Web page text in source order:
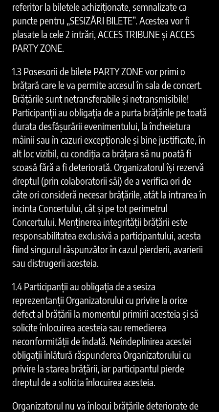
referitor la biletele achiziționate, semnalizate ca
puncte pentru „SESIZĂRI BILETE”. Acestea vor fi
plasate la cele 2 intrări, ACCES TRIBUNE și ACCES
PARTY ZONE.
1.3 Posesorii de bilete PARTY ZONE vor primi o
brățară care le va permite accesul în sala de concert.
Brățările sunt netransferabile și netransmisibile!
Participanții au obligația de a purta brățările pe toată
durata desfășurării evenimentului, la încheietura
mâinii sau în cazuri excepționale și bine justificate, în
alt loc vizibil, cu condiția ca brățara să nu poată fi
scoasă fără a fi deteriorată. Organizatorul își rezervă
dreptul (prin colaboratorii săi) de a verifica ori de
câte ori consideră necesar brățările, atât la intrarea în
incinta Concertului, cât şi pe tot perimetrul
Concertului. Menținerea integrității brățării este
responsabilitatea exclusivă a participantului, acesta
fiind singurul răspunzător în cazul pierderii, avarierii
sau distrugerii acesteia.
1.4 Participanții au obligația de a sesiza
reprezentanții Organizatorului cu privire la orice
defect al brățării la momentul primirii acesteia și să
solicite înlocuirea acesteia sau remedierea
neconformității de îndată. Neîndeplinirea acestei
obligații înlătură răspunderea Organizatorului cu
privire la starea brățării, iar participantul pierde
dreptul de a solicita înlocuirea acesteia.
Organizatorul nu va înlocui brățările deteriorate de